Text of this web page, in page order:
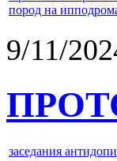
пород на
9/11/
заседания